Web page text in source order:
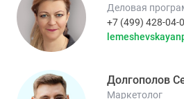
Деловая
+7 (499) 428-04-
Долгополов
Маркетолог